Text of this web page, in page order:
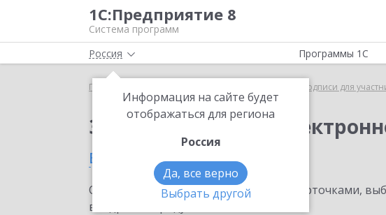
1С:Предприятие 8
Система программ
Россия
Информация на сайте будет
отображаться для региона
Россия
Да, все верно
Выбрать другой
Программы 1С
Главная ЭДО без электронной подписи для
Заказать ЭДО без
в Кириллове
Ознакомьтесь с информационными карточками,
внедрение продукта.